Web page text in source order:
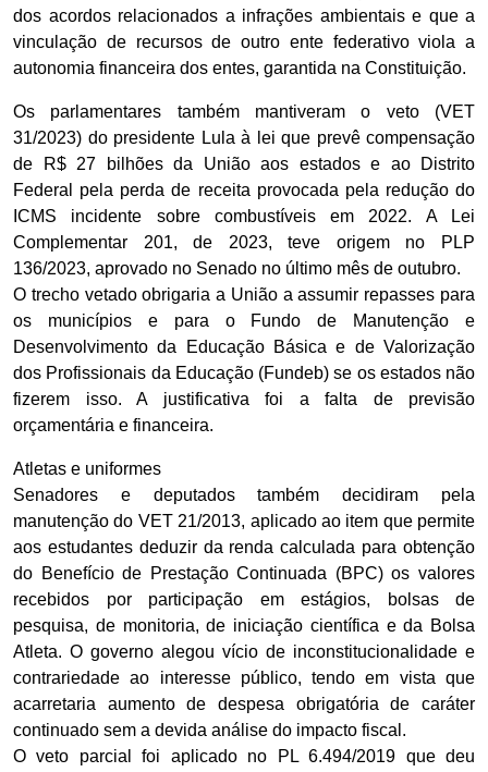
dos acordos relacionados a infrações ambientais e que a
vinculação de recursos de outro ente federativo viola a
autonomia financeira dos entes, garantida na Constituição.
Os parlamentares também mantiveram o veto (VET
31/2023) do presidente Lula à lei que prevê compensação
de R$ 27 bilhões da União aos estados e ao Distrito
Federal pela perda de receita provocada pela redução do
ICMS incidente sobre combustíveis em 2022. A Lei
Complementar 201, de 2023, teve origem no PLP
136/2023, aprovado no Senado no último mês de outubro.
O trecho vetado obrigaria a União a assumir repasses para
os municípios e para o Fundo de Manutenção e
Desenvolvimento da Educação Básica e de Valorização
dos Profissionais da Educação (Fundeb) se os estados não
fizerem isso. A justificativa foi a falta de previsão
orçamentária e financeira.
Atletas e uniformes
Senadores e deputados também decidiram pela
manutenção do VET 21/2013, aplicado ao item que permite
aos estudantes deduzir da renda calculada para obtenção
do Benefício de Prestação Continuada (BPC) os valores
recebidos por participação em estágios, bolsas de
pesquisa, de monitoria, de iniciação científica e da Bolsa
Atleta. O governo alegou vício de inconstitucionalidade e
contrariedade ao interesse público, tendo em vista que
acarretaria aumento de despesa obrigatória de caráter
continuado sem a devida análise do impacto fiscal.
O veto parcial foi aplicado no PL 6.494/2019 que deu